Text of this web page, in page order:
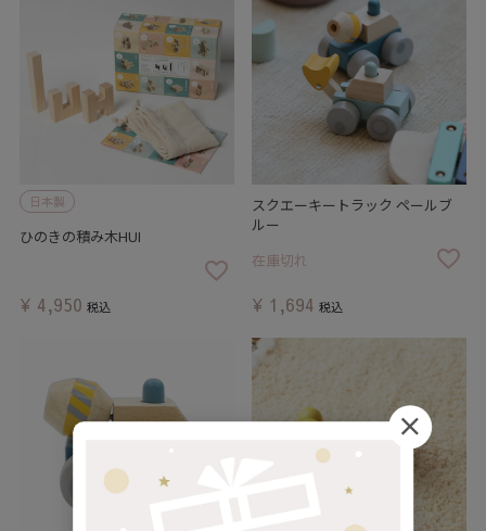
日本製
ひのきの積み木HUI
¥ 4,950 税込
スクエーキートラック ペールブ
ルー
在庫切れ
¥ 1,694 税込